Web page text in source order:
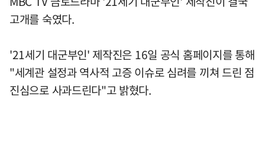
고개를 숙였다.
'21세기 대군부인' 제작진은 16일 공식 홈페이지를 통해
"세계관 설정과 역사적 고증 이슈로 심려를 끼쳐 드린 점
진심으로 사과드린다"고 밝혔다.